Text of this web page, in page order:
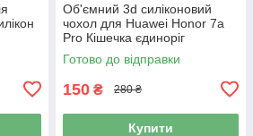
Об'ємний 3d силіконовий
чохол для Huawei Honor 7a
Pro Кішечка єдиноріг
перлинна
Готово до відправки
150 ₴ 280 ₴
Купити